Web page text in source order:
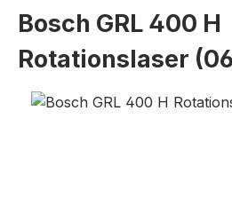
Bosch GRL 400 H
Rotationslaser
Bildergalerie überspringen